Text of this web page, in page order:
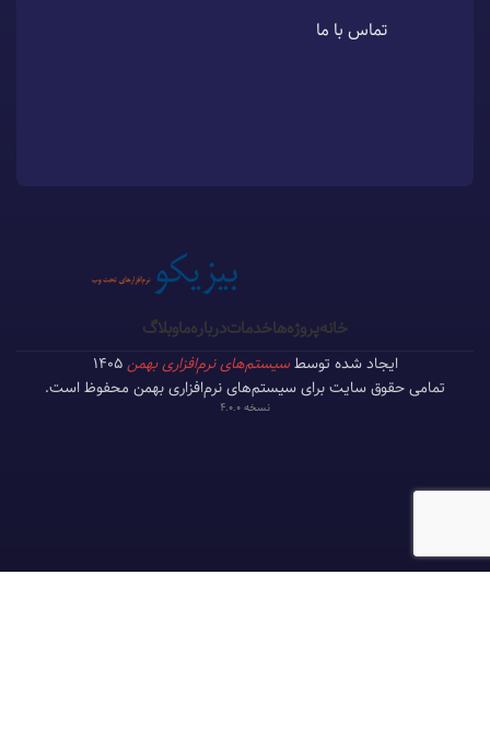
تماس با ما
خانهپروژه‌هاخدماتدرباره‌ماوبلاگ
ایجاد شده توسطسیستم‌های نرم‌افزاری بهمن1405
تمامی حقوق سایت برای سیستم‌های نرم‌افزاری بهمن محفوظ است.
نسخه 4.0.0